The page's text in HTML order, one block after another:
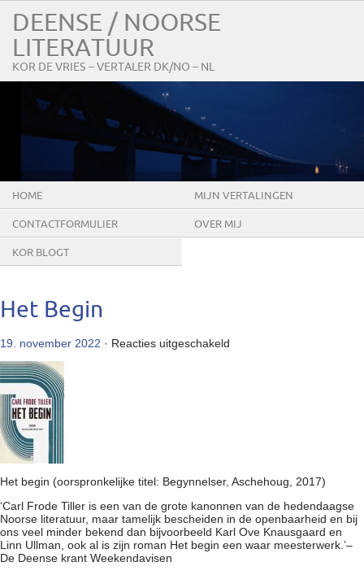
DEENSE / NOORSE
LITERATUUR
KOR DE VRIES – VERTALER DK/NO – NL
HOME MIJN VERTALINGEN
CONTACTFORMULIER OVER MIJ
KOR BLOGT
Het Begin
19. november 2022 · Reacties uitgeschakeld
Het begin (oorspronkelijke titel: Begynnelser, Aschehoug, 2017)
‘Carl Frode Tiller is een van de grote kanonnen van de hedendaagse
Noorse literatuur, maar tamelijk bescheiden in de openbaarheid en bij
ons veel minder bekend dan bijvoorbeeld Karl Ove Knausgaard en
Linn Ullman, ook al is zijn roman Het begin een waar meesterwerk.’–
De Deense krant Weekendavisen